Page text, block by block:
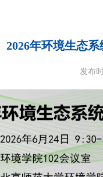
2026年环境生态系
发布